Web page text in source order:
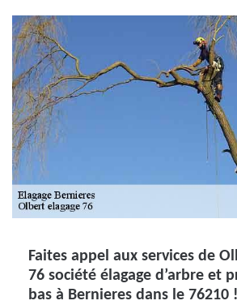
Faites appel aux services de
76 société élagage d’arbre et
bas à Bernieres dans le 76210 !